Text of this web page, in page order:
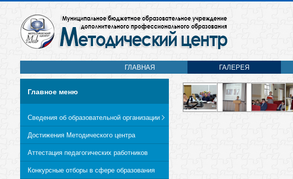
ГЛАВНАЯ ГАЛЕРЕЯ
Главное меню
Сведения об образовательной организации
Достижения Методического центра
Аттестация педагогических работников
Конкурсные отборы в сфере образования